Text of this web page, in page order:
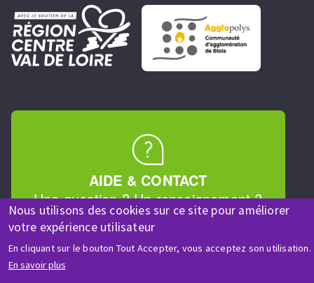
Nous utilisons des cookies sur ce site pour améliorer
votre expérience utilisateur
En cliquant sur le bouton Tout Accepter, vous acceptez son utilisation.
En savoir plus
AIDE & CONTACT
Une question ? Un renseignement ?
Contactez-nous